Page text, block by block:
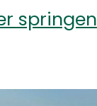
springen